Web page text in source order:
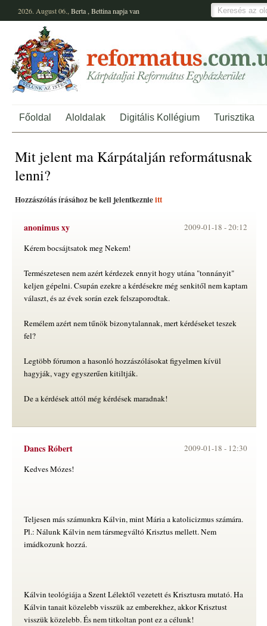
2026. August 06., Berta , Bettinanapja van
Főoldal Aloldalak Digitális Kollégium Turisztika
Mit jelent ma Kárpátalján reformátusnak
lenni?
Hozzászólás írásához be kell jelentkeznieitt
anonimus xy 2009-01-18 -20:12
Kérem bocsájtsatok meg Nekem!
Természetesen nem azért kérdezek ennyit hogy utána "tonnányit"
keljen gépelni. Csupán ezekre a kérdésekre még senkitől nem kaptam
választ, és az évek során ezek felszaporodtak.
Remélem azért nem tűnök bizonytalannak, mert kérdéseket teszek
fel?
Legtöbb fórumon a hasonló hozzászólásokat figyelmen kívül
hagyják, vagy egyszerűen kitiltják.
De a kérdések attól még kérdések maradnak!
Dancs Róbert 2009-01-18 - 12:30
Kedves Mózes!
Teljesen más számunkra Kálvin, mint Mária a katolicizmus számára.
Pl.: Nálunk Kálvin nem társmegváltó Krisztus mellett. Nem
imádkozunk hozzá.
Kálvin teológiája a Szent Lélektől vezetett és Krisztusra mutató. Ha
Kálvin tanait közelebb visszük az emberekhez, akkor Krisztust
visszük közelebb. És nem titkoltan pont ez a célunk!